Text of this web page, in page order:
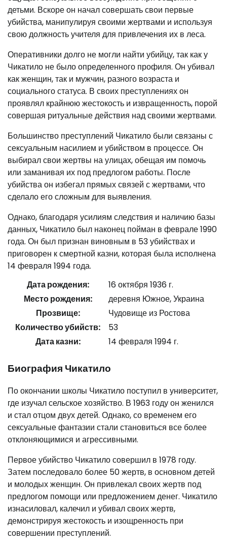
детьми. Вскоре он начал совершать свои первые
убийства, манипулируя своими жертвами и используя
свою должность учителя для привлечения их в леса.
Оперативники долго не могли найти убийцу, так как у
Чикатило не было определенного профиля. Он убивал
как женщин, так и мужчин, разного возраста и
социального статуса. В своих преступлениях он
проявлял крайнюю жестокость и извращенность, порой
совершая ритуальные действия над своими жертвами.
Большинство преступлений Чикатило были связаны с
сексуальным насилием и убийством в процессе. Он
выбирал свои жертвы на улицах, обещая им помочь
или заманивая их под предлогом работы. После
убийства он избегал прямых связей с жертвами, что
сделало его сложным для выявления.
Однако, благодаря усилиям следствия и наличию базы
данных, Чикатило был наконец пойман в феврале 1990
года. Он был признан виновным в 53 убийствах и
приговорен к смертной казни, которая была исполнена
14 февраля 1994 года.
Дата рождения:
16 октября 1936 г.
Место рождения:
деревня Южное, Украина
Прозвище:
Чудовище из Ростова
Количество убийств:
53
Дата казни:
14 февраля 1994 г.
Биография Чикатило
По окончании школы Чикатило поступил в университет,
где изучал сельское хозяйство. В 1963 году он женился
и стал отцом двух детей. Однако, со временем его
сексуальные фантазии стали становиться все более
отклоняющимися и агрессивными.
Первое убийство Чикатило совершил в 1978 году.
Затем последовало более 50 жертв, в основном детей
и молодых женщин. Он привлекал своих жертв под
предлогом помощи или предложением денег. Чикатило
изнасиловал, калечил и убивал своих жертв,
демонстрируя жестокость и изощренность при
совершении преступлений.